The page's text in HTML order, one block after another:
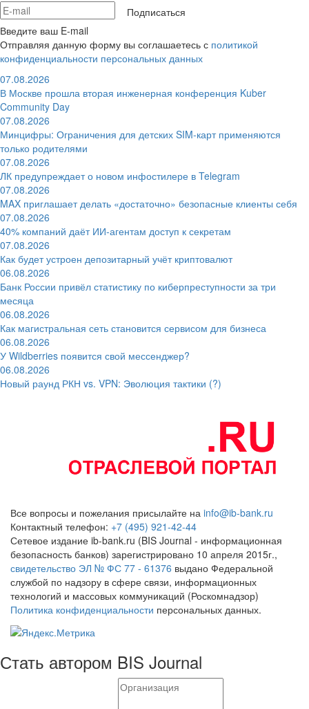
Подписаться
Введите ваш E-mail
Отправляя данную форму вы соглашаетесь с политикой
конфиденциальности персональных данных
07.08.2026
В Москве прошла вторая инженерная конференция Kuber
Community Day
07.08.2026
Минцифры: Ограничения для детских SIM-карт применяются
только родителями
07.08.2026
ЛК предупреждает о новом инфостилере в Telegram
07.08.2026
MAX приглашает делать «достаточно» безопасные клиенты себя
07.08.2026
40% компаний даёт ИИ‑агентам доступ к секретам
07.08.2026
Как будет устроен депозитарный учёт криптовалют
06.08.2026
Банк России привёл статистику по киберпреступности за три
месяца
06.08.2026
Как магистральная сеть становится сервисом для бизнеса
06.08.2026
У Wildberries появится свой мессенджер?
06.08.2026
Новый раунд РКН vs. VPN: Эволюция тактики (?)
Все вопросы и пожелания присылайте на info@ib-bank.ru
Контактный телефон: +7 (495) 921-42-44
Сетевое издание ib-bank.ru (BIS Journal - информационная
безопасность банков) зарегистрировано 10 апреля 2015г.,
свидетельство ЭЛ № ФС 77 - 61376 выдано Федеральной
службой по надзору в сфере связи, информационных
технологий и массовых коммуникаций (Роскомнадзор)
Политика конфиденциальности персональных данных.
Стать автором BIS Journal